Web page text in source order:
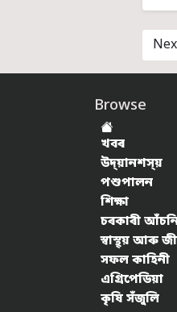
Browse
খবৰ
উদ্য়ানশস্য়
পশুপালন
শিক্ষা
চৰকাৰী
স্বাস্থ্য় আৰু
সফল কাহিনী
এগ্ৰিপেডিয়া
কৃষি সঁজুলি